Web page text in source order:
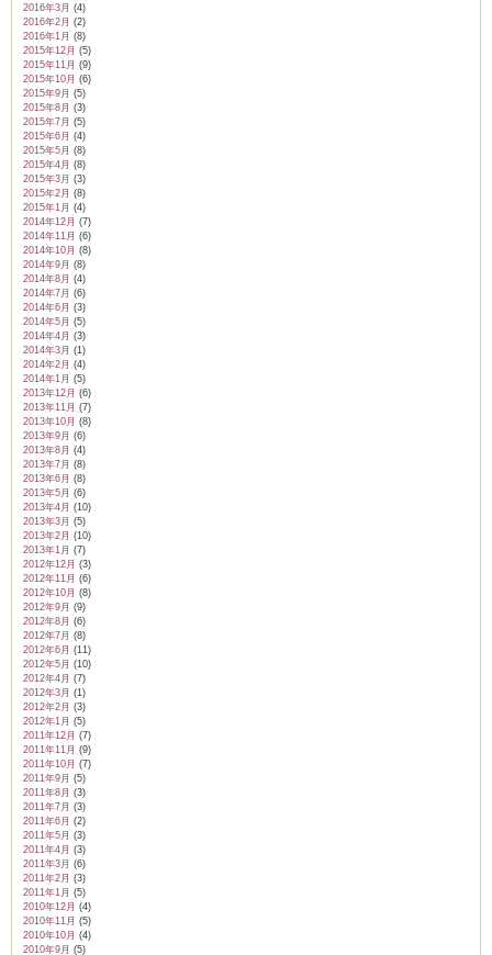
2016年3月 (4)
2016年2月 (2)
2016年1月 (8)
2015年12月 (5)
2015年11月 (9)
2015年10月 (6)
2015年9月 (5)
2015年8月 (3)
2015年7月 (5)
2015年6月 (4)
2015年5月 (8)
2015年4月 (8)
2015年3月 (3)
2015年2月 (8)
2015年1月 (4)
2014年12月 (7)
2014年11月 (6)
2014年10月 (8)
2014年9月 (8)
2014年8月 (4)
2014年7月 (6)
2014年6月 (3)
2014年5月 (5)
2014年4月 (3)
2014年3月 (1)
2014年2月 (4)
2014年1月 (5)
2013年12月 (6)
2013年11月 (7)
2013年10月 (8)
2013年9月 (6)
2013年8月 (4)
2013年7月 (8)
2013年6月 (8)
2013年5月 (6)
2013年4月 (10)
2013年3月 (5)
2013年2月 (10)
2013年1月 (7)
2012年12月 (3)
2012年11月 (6)
2012年10月 (8)
2012年9月 (9)
2012年8月 (6)
2012年7月 (8)
2012年6月 (11)
2012年5月 (10)
2012年4月 (7)
2012年3月 (1)
2012年2月 (3)
2012年1月 (5)
2011年12月 (7)
2011年11月 (9)
2011年10月 (7)
2011年9月 (5)
2011年8月 (3)
2011年7月 (3)
2011年6月 (2)
2011年5月 (3)
2011年4月 (3)
2011年3月 (6)
2011年2月 (3)
2011年1月 (5)
2010年12月 (4)
2010年11月 (5)
2010年10月 (4)
2010年9月 (5)